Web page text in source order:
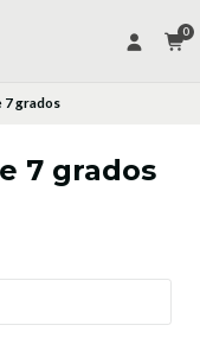
0
7 grados
7 grados